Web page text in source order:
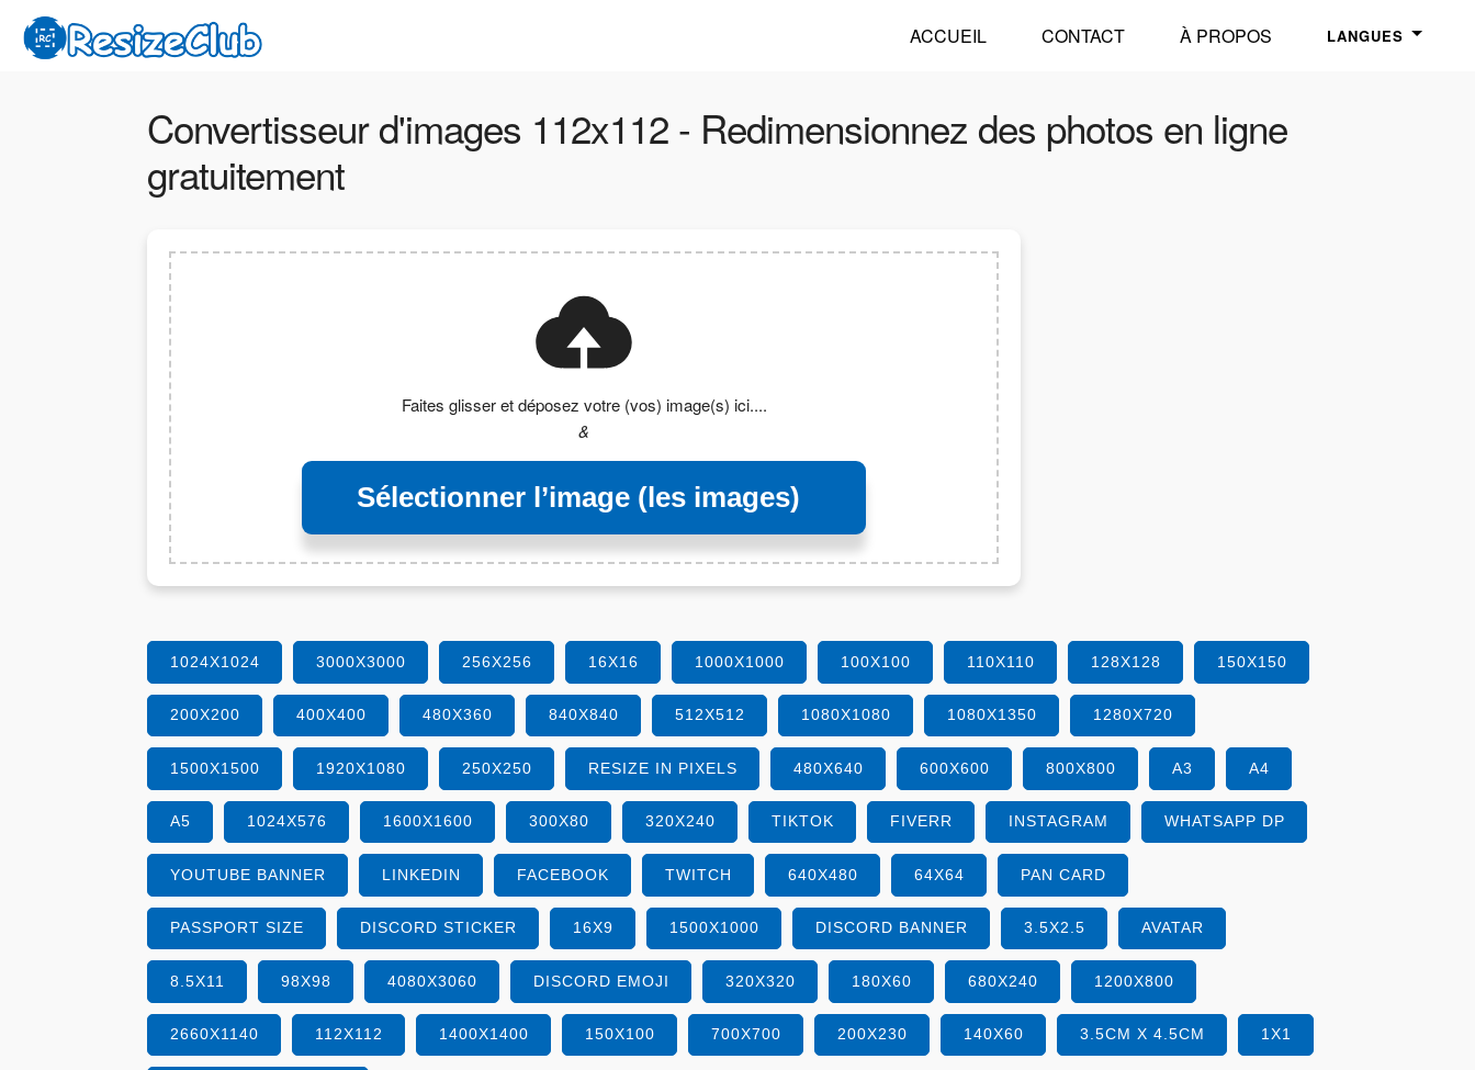
ACCUEIL CONTACT À PROPOS LANGUES
Convertisseur d'images 112x112 - Redimensionnez des photos en ligne
gratuitement
Faites glisser et déposez votre (vos) image(s) ici....
&
Sélectionner l’image (les images)
1024X1024 3000X3000 256X256 16X16 1000X1000 100X100 110X110 128X128 150X150
200X200 400X400 480X360 840X840 512X512 1080X1080 1080X1350 1280X720
1500X1500 1920X1080 250X250 RESIZE IN PIXELS 480X640 600X600 800X800 A3 A4
A5 1024X576 1600X1600 300X80 320X240 TIKTOK FIVERR INSTAGRAM WHATSAPP DP
YOUTUBE BANNER LINKEDIN FACEBOOK TWITCH 640X480 64X64 PAN CARD
PASSPORT SIZE DISCORD STICKER 16X9 1500X1000 DISCORD BANNER 3.5X2.5 AVATAR
8.5X11 98X98 4080X3060 DISCORD EMOJI 320X320 180X60 680X240 1200X800
2660X1140 112X112 1400X1400 150X100 700X700 200X230 140X60 3.5CM X 4.5CM 1X1